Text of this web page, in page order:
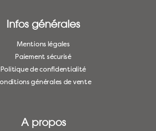
Infos générales
Mentions légales
Paiement sécurisé
Politique de confidentialité
générales de vente
A propos